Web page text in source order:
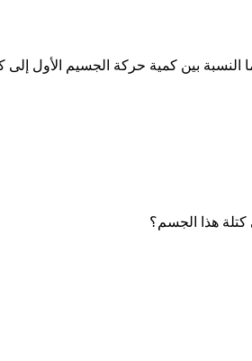
النسبة بين كمية حركة الجسيم الأول إلى
هذا الجسم؟